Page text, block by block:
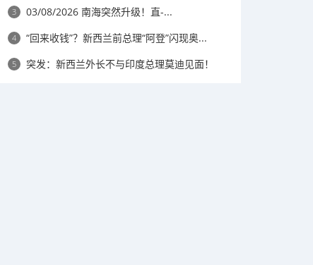
3 03/08/2026 南海突然升级！直-...
4 “回来收钱”？新西兰前总理“阿登”闪现奥...
5 突发：新西兰外长不与印度总理莫迪见面！